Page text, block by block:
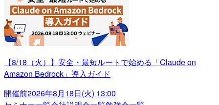
【8/18（火）】安全・最短ルートで始める「Claude on
Amazon Bedrock」導入ガイド
開催前2026年8月18日(火) 13:00